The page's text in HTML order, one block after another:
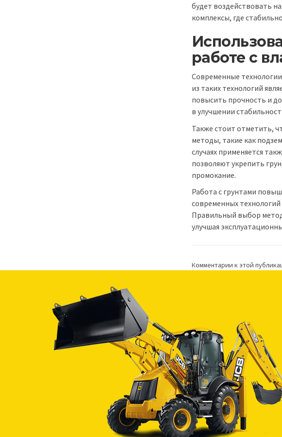
будет воздействовать
комплексы, где
работе с
Современные
из таких технологий
повысить прочность и
в улучшении
Также стоит отметить,
методы, такие как
случаях применяется
позволяют укрепить
промокание.
Работа с грунтами
современных
Правильный выбор
улучшая
Комментарии к этой